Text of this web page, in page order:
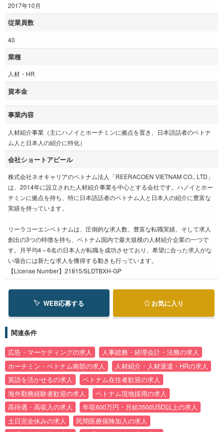
2017年10月
従業員数
40
業種
人材・HR
資本金
事業内容
人材紹介事業（主にハノイとホーチミンに拠点を置き、日本語話者のベトナ
ム人と日本人の紹介に特化）
会社ショートアピール
株式会社ネオキャリアのベトナム法人「REERACOEN VIETNAM CO., LTD」
は、2014年に設立された人材紹介事業を中心とする会社です。ハノイとホー
チミンに拠点を持ち、特に日本語話者のベトナム人と日本人の紹介に豊富な
実績を持っています。
リーラコーエンベトナムは、圧倒的な求人数、豊富な転職実績、そして求人
創出の3つの特徴を持ち、ベトナム国内で最大規模の人材紹介企業の一つで
す。月平均4～6名の日本人が転職を成功させており、希望に合った求人がな
い場合には新たな求人を獲得する動きも行っています。
【License Number】21815/SLDTBXH-GP
WEB応募する お気に入り
関連条件
広告・マーケティングの求人
人事総務・経理会計・法務の求人
ホーチミン・ベトナム南部の求人
人材紹介・人材派遣・HRの求人
英語を活かせるの求人
ベトナム在住者歓迎の求人
海外勤務経験者歓迎の求人
ベトナム現地採用の求人
高待遇・高収入の求人
年収600万円・月給3500USD以上の求人
土日完全休みの求人
民間医療保険加入の求人